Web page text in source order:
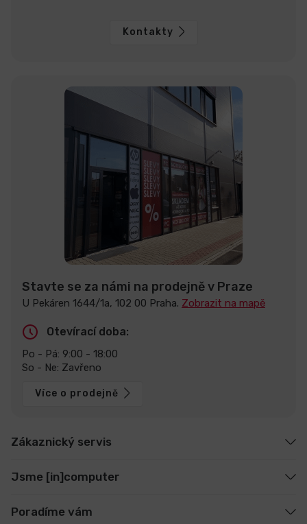
Kontakty
Stavte se za námi na prodejně v Praze
U Pekáren 1644/1a, 102 00 Praha. Zobrazit na mapě
Otevírací doba:
Po - Pá: 9:00 - 18:00
So - Ne: Zavřeno
Více o prodejně
Zákaznický servis
Jsme [in]computer
Poradíme vám